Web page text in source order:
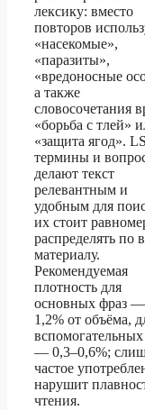
лексику: вместо
повторов
«насекомые»,
«паразиты»,
«вредоносные
а также
словосочетания
«борьба с тлей»
«защита ягод».
термины и
делают текст
релевантным и
удобным для
их стоит
распределять по
материалу.
Рекомендуемая
плотность для
основных фраз
1,2% от объёма,
вспомогательных
— 0,3–0,6%;
частое
нарушит
чтения.